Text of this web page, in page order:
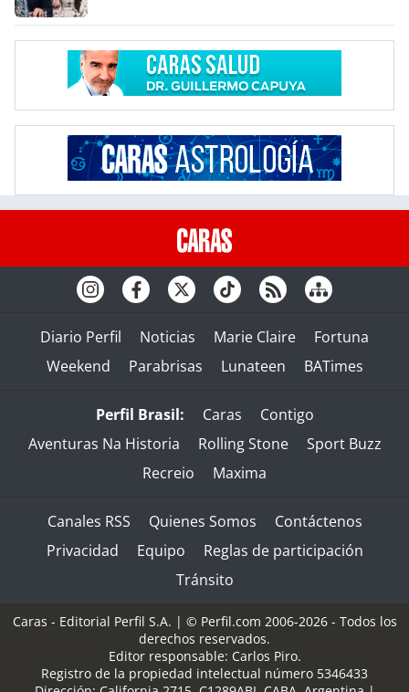
Diario Perfil Noticias Marie Claire
Fortuna
Weekend
Parabrisas Lunateen BATimes
Perfil Brasil: Caras
Contigo
Aventuras Na Historia
Rolling Stone
Sport Buzz
Recreio
Maxima
Canales RSS Quienes Somos
Contáctenos
Privacidad
Equipo
Reglas de participación
Tránsito
Caras - Editorial Perfil S.A. | © Perfil.com 2006-2026 - Todos los
derechos reservados.
Editor responsable: Carlos Piro.
Registro de la propiedad intelectual número 5346433